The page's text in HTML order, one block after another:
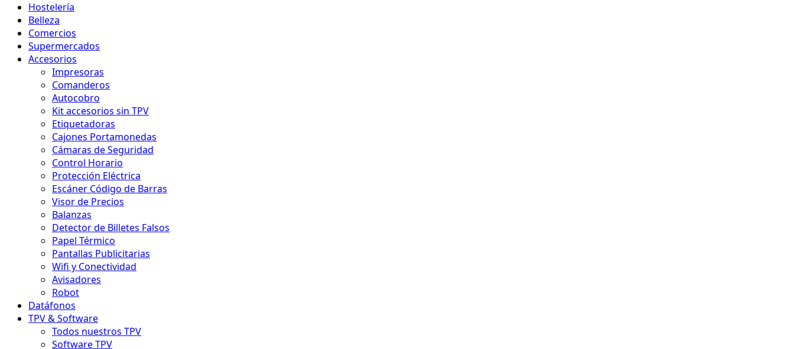
Hostelería
Belleza
Comercios
Supermercados
Accesorios
Impresoras
Comanderos
Autocobro
Kit accesorios sin TPV
Etiquetadoras
Cajones Portamonedas
Cámaras de Seguridad
Control Horario
Protección Eléctrica
Escáner Código de Barras
Visor de Precios
Balanzas
Detector de Billetes Falsos
Papel Térmico
Pantallas Publicitarias
Wifi y Conectividad
Avisadores
Robot
Datáfonos
TPV & Software
Todos nuestros TPV
Software TPV